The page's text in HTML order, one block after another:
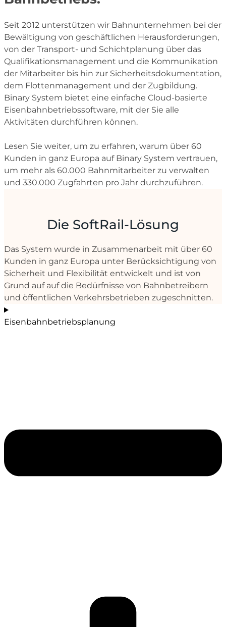
Seit 2012 unterstützen wir Bahnunternehmen bei der
Bewältigung von geschäftlichen Herausforderungen,
von der Transport- und Schichtplanung über das
Qualifikationsmanagement und die Kommunikation
der Mitarbeiter bis hin zur Sicherheitsdokumentation,
dem Flottenmanagement und der Zugbildung.
Binary System bietet eine einfache Cloud-basierte
Eisenbahnbetriebssoftware, mit der Sie alle
Aktivitäten durchführen können.
Lesen Sie weiter, um zu erfahren, warum über 60
Kunden in ganz Europa auf Binary System vertrauen,
um mehr als 60.000 Bahnmitarbeiter zu verwalten
und 330.000 Zugfahrten pro Jahr durchzuführen.
Die SoftRail-Lösung
Das System wurde in Zusammenarbeit mit über 60
Kunden in ganz Europa unter Berücksichtigung von
Sicherheit und Flexibilität entwickelt und ist von
Grund auf auf die Bedürfnisse von Bahnbetreibern
und öffentlichen Verkehrsbetrieben zugeschnitten.
Eisenbahnbetriebsplanung